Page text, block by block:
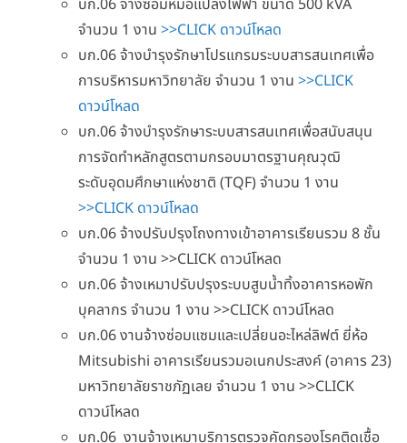
บก.06 จ้างซ่อมหม้อแปลงไฟฟ้า ขนาด 500 kVA
จำนวน 1 งาน >>CLICK ดาวน์โหลด
บก.06 จ้างบำรุงรักษาโปรแกรมระบบสารสนเทศเพื่อ
การบริหารมหาวิทยาลัย จำนวน 1 งาน >>CLICK
ดาวน์โหลด
บก.06 จ้างบำรุงรักษาระบบสารสนเทศเพื่อสนับสนุน
การจัดทำหลักสูตรตามกรอบมาตรฐานคุณวุฒิ
ระดับอุดมศึกษาแห่งชาติ (TQF) จำนวน 1 งาน
>>CLICK ดาวน์โหลด
บก.06 จ้างปรับปรุงโถงทางเข้าอาคารเรียนรวม 8 ชั้น
จำนวน 1 งาน >>CLICK ดาวน์โหลด
บก.06 จ้างเหมาปรับปรุงระบบสูบน้ำทิ้งอาคารหอพัก
บุคลากร จำนวน 1 งาน >>CLICK ดาวน์โหลด
บก.06 งานจ้างซ่อมแซมและเปลี่ยนอะไหล่ลิฟต์ ยี่ห้อ
Mitsubishi อาคารเรียนรวมอเนกประสงค์ (อาคาร 23)
มหาวิทยาลัยราชภัฏเลย จำนวน 1 งาน >>CLICK
ดาวน์โหลด
บก.06 งานจ้างเหมาบริการตรวจคัดกรองโรคติดเชื้อ